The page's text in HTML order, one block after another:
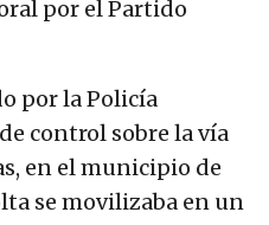
por el Partido
por la Policía
control sobre la vía
en el municipio de
se movilizaba en un